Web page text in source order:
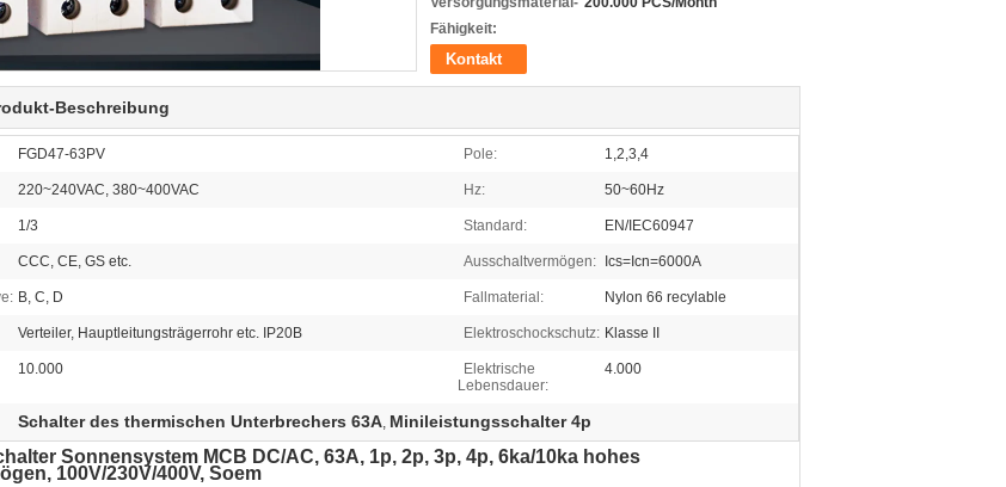
Fähigkeit:
Kontakt
Beschreibung
FGD47-63PV Pole: 1,2,3,4
220~240VAC, 380~400VAC Hz: 50~60Hz
1/3 Standard: EN/IEC60947
CCC, CE, GS etc. Ausschaltvermögen: Ics=Icn=6000A
B, C, D Fallmaterial: Nylon 66 recylable
Verteiler, Hauptleitungsträgerrohr etc. IP20B Elektroschockschutz: Klasse II
10.000
Elektrische
Lebensdauer:
4.000
Schalter des thermischen Unterbrechers 63A, Minileistungsschalter 4p
Sonnensystem MCB DC/AC, 63A, 1p, 2p, 3p, 4p, 6ka/10ka hohes
100V/230V/400V, Soem